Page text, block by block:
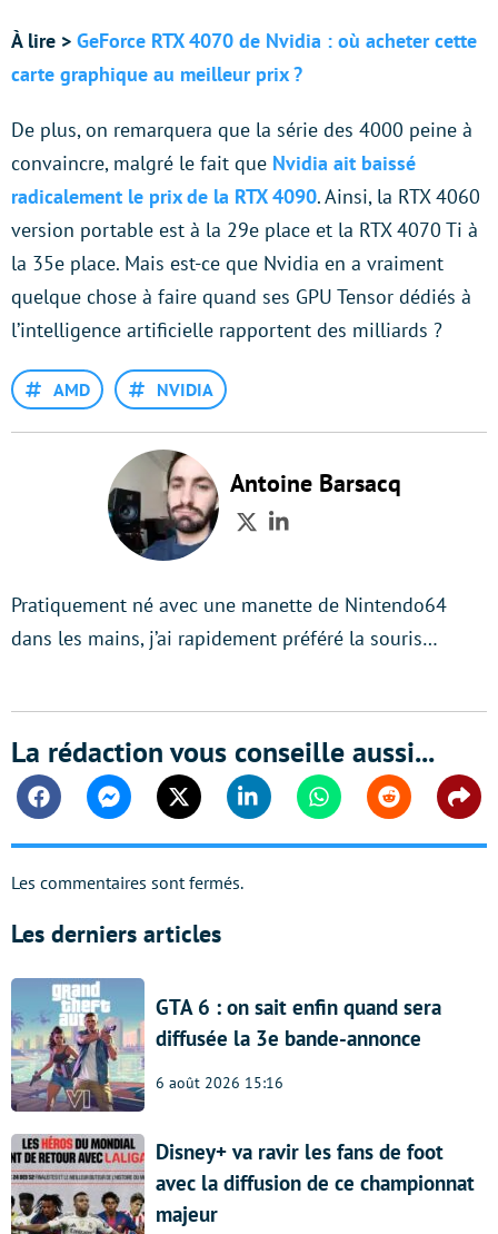
À lire > GeForce RTX 4070 de Nvidia : où acheter cette
carte graphique au meilleur prix ?
De plus, on remarquera que la série des 4000 peine à
convaincre, malgré le fait que Nvidia ait baissé
radicalement le prix de la RTX 4090. Ainsi, la RTX 4060
version portable est à la 29e place et la RTX 4070 Ti à
la 35e place. Mais est-ce que Nvidia en a vraiment
quelque chose à faire quand ses GPU Tensor dédiés à
l’intelligence artificielle rapportent des milliards ?
AMD NVIDIA
Antoine Barsacq
TwitterLinkedIn
Pratiquement né avec une manette de Nintendo64
dans les mains, j’ai rapidement préféré la souris…
La rédaction vous conseille aussi...
FacebookMessengerTwitter Linkedin WhatsappReddit
Les commentaires sont fermés.
Les derniers articles
GTA 6 : on sait enfin quand sera
diffusée la 3e bande-annonce
6 août 2026 15:16
Disney+ va ravir les fans de foot
avec la diffusion de ce championnat
majeur